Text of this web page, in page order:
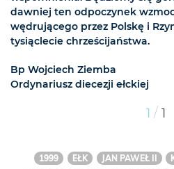
dawniej ten odpoczynek
wędrującego przez Polskę i
tysiąclecie chrześcijaństwa.
Bp Wojciech Ziemba
Ordynariusz diecezji ełckiej
1 / 1
1999 EŁK JAN PAWEŁ II